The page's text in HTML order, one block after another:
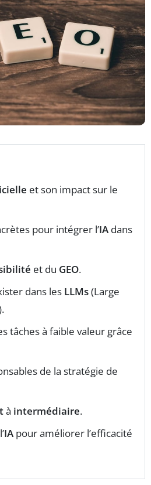
et son impact sur le
pour intégrer l’IA dans
et du GEO.
dans les LLMs(Large
tâches à faible valeur grâce
de la stratégie de
à intermédiaire.
IA pour améliorer l’efficacité